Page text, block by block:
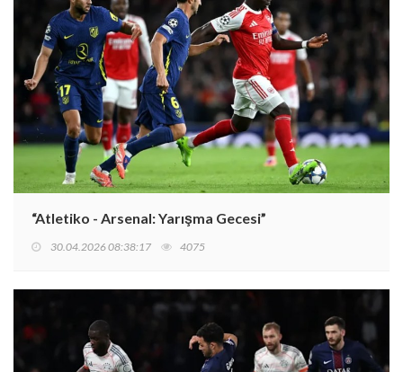
“Atletiko - Arsenal: Yarışma Gecesi”
30.04.2026 08:38:17 4075